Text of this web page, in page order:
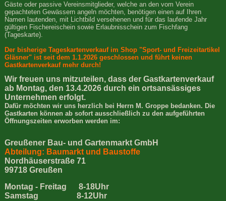
Gäste oder passive Vereinsmitglieder, welche an den vom Verein
gepachteten Gewässern angeln möchten, benötigen einen auf Ihren
Namen lautenden, mit Lichtbild versehenen und für das laufende Jahr
gültigen Fischereischein sowie Erlaubnisschein zum Fischfang
(Tageskarte).
Der bisherige Tageskartenverkauf im Shop "Sport- und Freizeitartikel
Gläsner" ist seit dem 1.1.2026 geschlossen und führt keinen
Gastkartenverkauf mehr durch!
Wir freuen uns mitzuteilen, dass der Gastkartenverkauf
ab Montag, den 13.4.2026 durch ein ortsansässiges
Unternehmen erfolgt.
Dafür möchten wir uns herzlich bei Herrn M. Groppe bedanken. Die
Gastkarten können ab sofort ausschließlich zu den aufgeführten
Öffnungszeiten erworben werden im:
Greußener Bau- und Gartenmarkt GmbH
Abteilung: Baumarkt und Baustoffe
Nordhäuserstraße 71
99718 Greußen
Montag - Freitag 8-18Uhr
Samstag 8-12Uhr